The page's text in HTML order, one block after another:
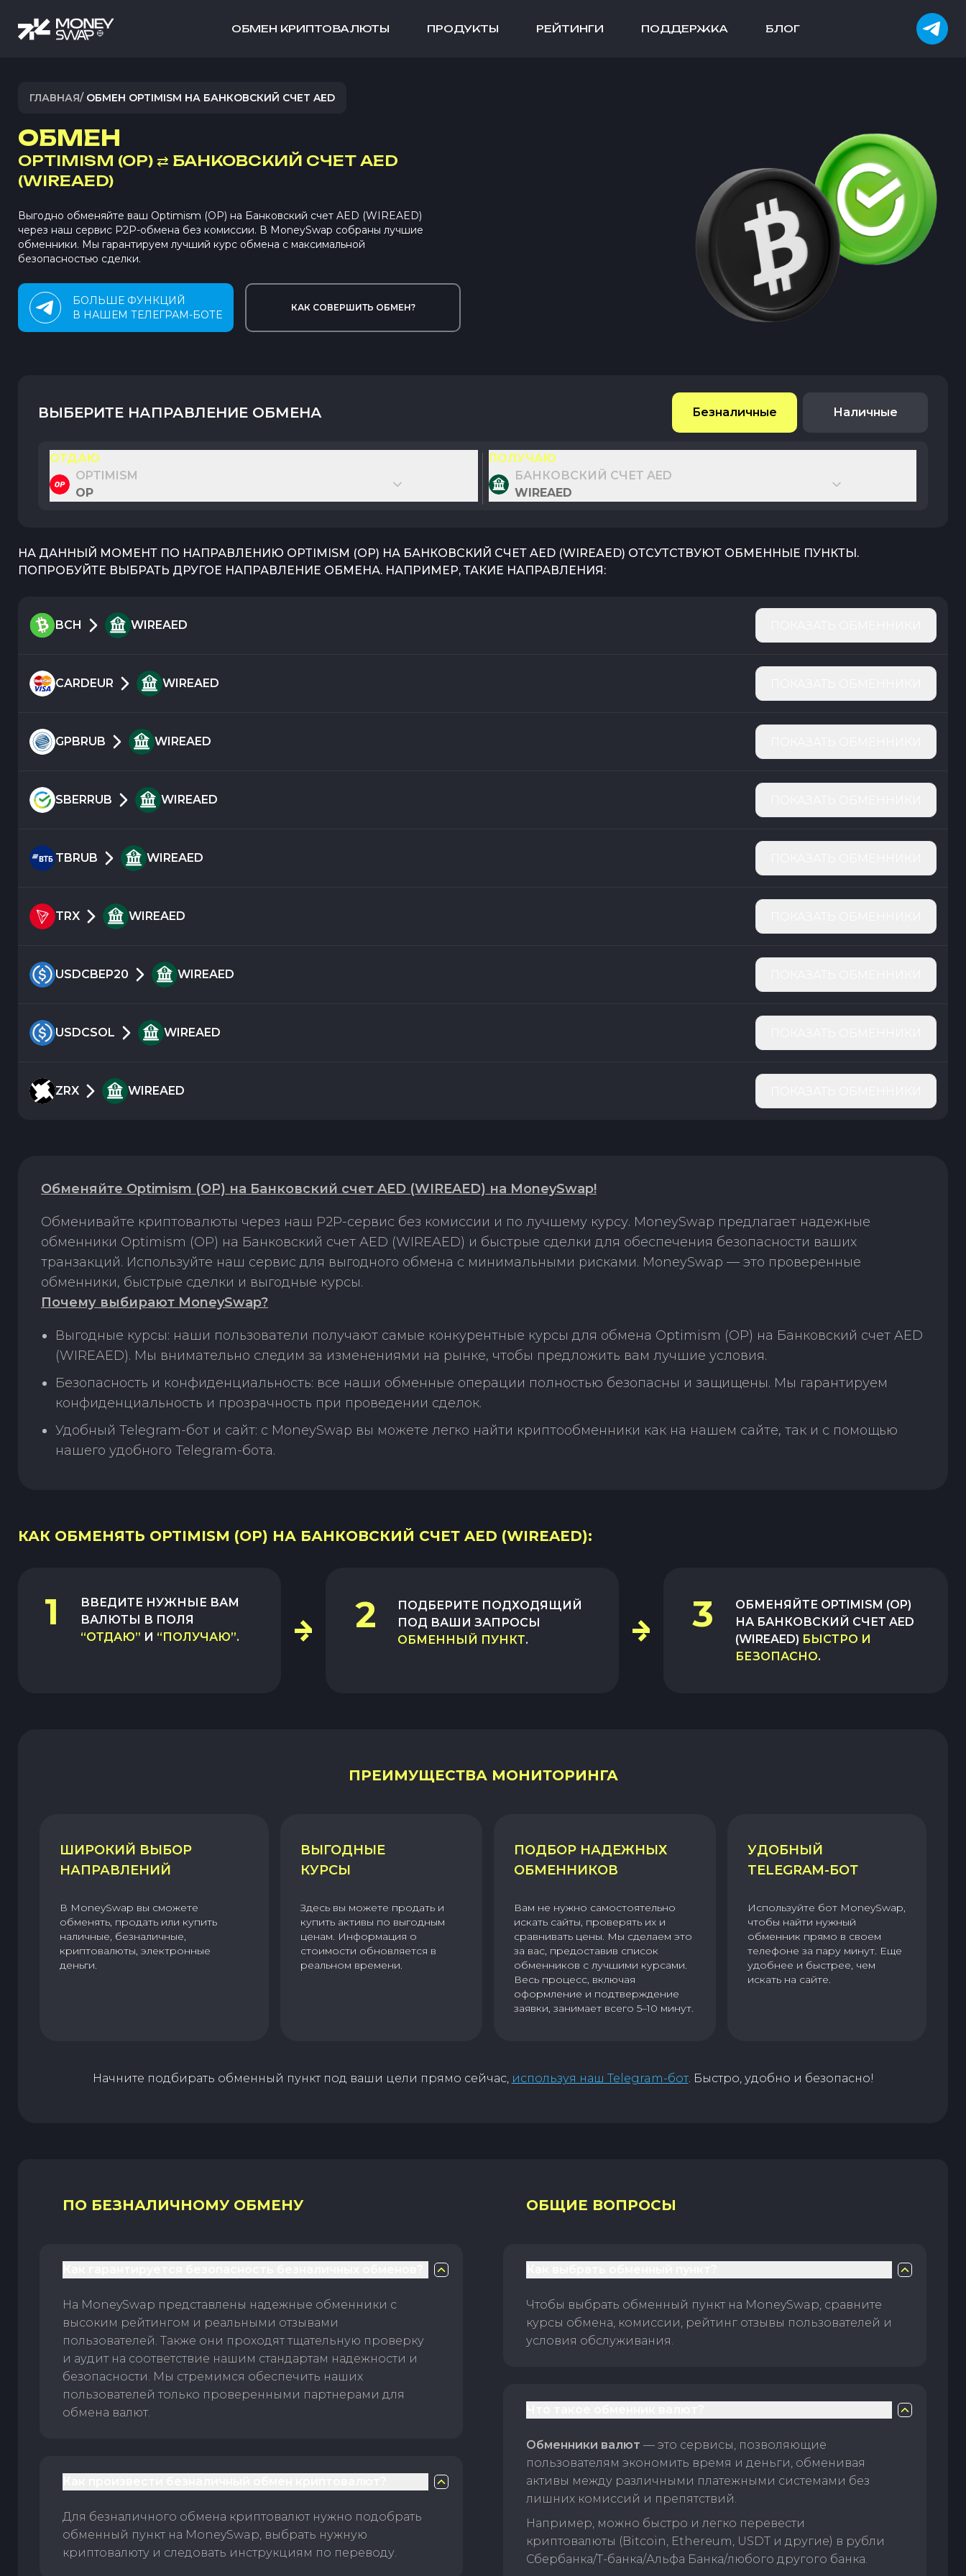
ОБМЕН КРИПТОВАЛЮТЫ ПРОДУКТЫ РЕЙТИНГИ ПОДДЕРЖКА БЛОГ
ГЛАВНАЯ/ ОБМЕН OPTIMISM НА БАНКОВСКИЙ СЧЕТ AED
ОБМЕН
OPTIMISM (OP) ⇄ БАНКОВСКИЙ СЧЕТ AED
(WIREAED)
Выгодно обменяйте ваш Optimism (OP) на Банковский счет AED (WIREAED)
через наш сервис P2P-обмена без комиссии. В MoneySwap собраны лучшие
обменники. Мы гарантируем лучший курс обмена с максимальной
безопасностью сделки.
БОЛЬШЕ ФУНКЦИЙ
В НАШЕМ ТЕЛЕГРАМ-БОТЕ
КАК СОВЕРШИТЬ ОБМЕН?
ВЫБЕРИТЕ НАПРАВЛЕНИЕ ОБМЕНА Безналичные Наличные
ОТДАЮ
OPTIMISM
OP
ПОЛУЧАЮ
БАНКОВСКИЙ СЧЕТ AED
WIREAED
НА ДАННЫЙ МОМЕНТ ПО НАПРАВЛЕНИЮ OPTIMISM (OP) НА БАНКОВСКИЙ СЧЕТ AED (WIREAED) ОТСУТСТВУЮТ ОБМЕННЫЕ ПУНКТЫ.
ПОПРОБУЙТЕ ВЫБРАТЬ ДРУГОЕ НАПРАВЛЕНИЕ ОБМЕНА. НАПРИМЕР, ТАКИЕ НАПРАВЛЕНИЯ:
BCH WIREAED
CARDEUR WIREAED
GPBRUB WIREAED
SBERRUB WIREAED
TBRUB WIREAED
TRX WIREAED
USDCBEP20 WIREAED
USDCSOL WIREAED
ZRX WIREAED
Обменяйте Optimism (OP) на Банковский счет AED (WIREAED) на MoneySwap!
Обменивайте криптовалюты через наш P2P-сервис без комиссии и по лучшему курсу. MoneySwap предлагает надежные
обменники Optimism (OP) на Банковский счет AED (WIREAED) и быстрые сделки для обеспечения безопасности ваших
транзакций. Используйте наш сервис для выгодного обмена с минимальными рисками. MoneySwap — это проверенные
обменники, быстрые сделки и выгодные курсы.
Почему выбирают MoneySwap?
Выгодные курсы: наши пользователи получают самые конкурентные курсы для обмена Optimism (OP) на Банковский счет AED
(WIREAED). Мы внимательно следим за изменениями на рынке, чтобы предложить вам лучшие условия.
Безопасность и конфиденциальность: все наши обменные операции полностью безопасны и защищены. Мы гарантируем
конфиденциальность и прозрачность при проведении сделок.
Удобный Telegram-бот и сайт: с MoneySwap вы можете легко найти криптообменники как на нашем сайте, так и с помощью
нашего удобного Telegram-бота.
КАК ОБМЕНЯТЬ OPTIMISM (OP) НА БАНКОВСКИЙ СЧЕТ AED (WIREAED):
1
ВВЕДИТЕ НУЖНЫЕ ВАМ
ВАЛЮТЫ В ПОЛЯ
“ОТДАЮ” И “ПОЛУЧАЮ”.
2
ПОДБЕРИТЕ ПОДХОДЯЩИЙ
ПОД ВАШИ ЗАПРОСЫ
ОБМЕННЫЙ ПУНКТ.
3 ОБМЕНЯЙТЕ OPTIMISM (OP)
НА БАНКОВСКИЙ СЧЕТ AED
(WIREAED) БЫСТРО И
БЕЗОПАСНО.
ПРЕИМУЩЕСТВА МОНИТОРИНГА
ШИРОКИЙ ВЫБОР
НАПРАВЛЕНИЙ
В MoneySwap вы сможете
обменять, продать или купить
наличные, безналичные,
криптовалюты, электронные
деньги.
ВЫГОДНЫЕ
КУРСЫ
Здесь вы можете продать и
купить активы по выгодным
ценам. Информация о
стоимости обновляется в
реальном времени.
ПОДБОР НАДЕЖНЫХ
ОБМЕННИКОВ
Вам не нужно самостоятельно
искать сайты, проверять их и
сравнивать цены. Мы сделаем это
за вас, предоставив список
обменников с лучшими курсами.
Весь процесс, включая
оформление и подтверждение
заявки, занимает всего 5–10 минут.
УДОБНЫЙ
TELEGRAM-БОТ
Используйте бот MoneySwap,
чтобы найти нужный
обменник прямо в своем
телефоне за пару минут. Еще
удобнее и быстрее, чем
искать на сайте.
Начните подбирать обменный пункт под ваши цели прямо сейчас, используя наш Telegram-бот. Быстро, удобно и безопасно!
ПО БЕЗНАЛИЧНОМУ ОБМЕНУ
На MoneySwap представлены надежные обменники с
высоким рейтингом и реальными отзывами
пользователей. Также они проходят тщательную проверку
и аудит на соответствие нашим стандартам надежности и
безопасности. Мы стремимся обеспечить наших
пользователей только проверенными партнерами для
обмена валют.
Для безналичного обмена криптовалют нужно подобрать
обменный пункт на MoneySwap, выбрать нужную
криптовалюту и следовать инструкциям по переводу.
ОБЩИЕ ВОПРОСЫ
Чтобы выбрать обменный пункт на MoneySwap, сравните
курсы обмена, комиссии, рейтинг отзывы пользователей и
условия обслуживания.
Обменники валют — это сервисы, позволяющие
пользователям экономить время и деньги, обменивая
активы между различными платежными системами без
лишних комиссий и препятствий.
Например, можно быстро и легко перевести
криптовалюты (Bitcoin, Ethereum, USDT и другие) в рубли
Сбербанка/Т-банка/Альфа Банка/любого другого банка.